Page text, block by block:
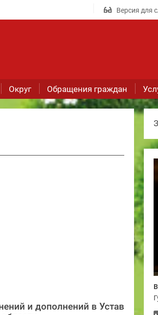
Версия для
Округ Обращения граждан
и дополнений в Устав